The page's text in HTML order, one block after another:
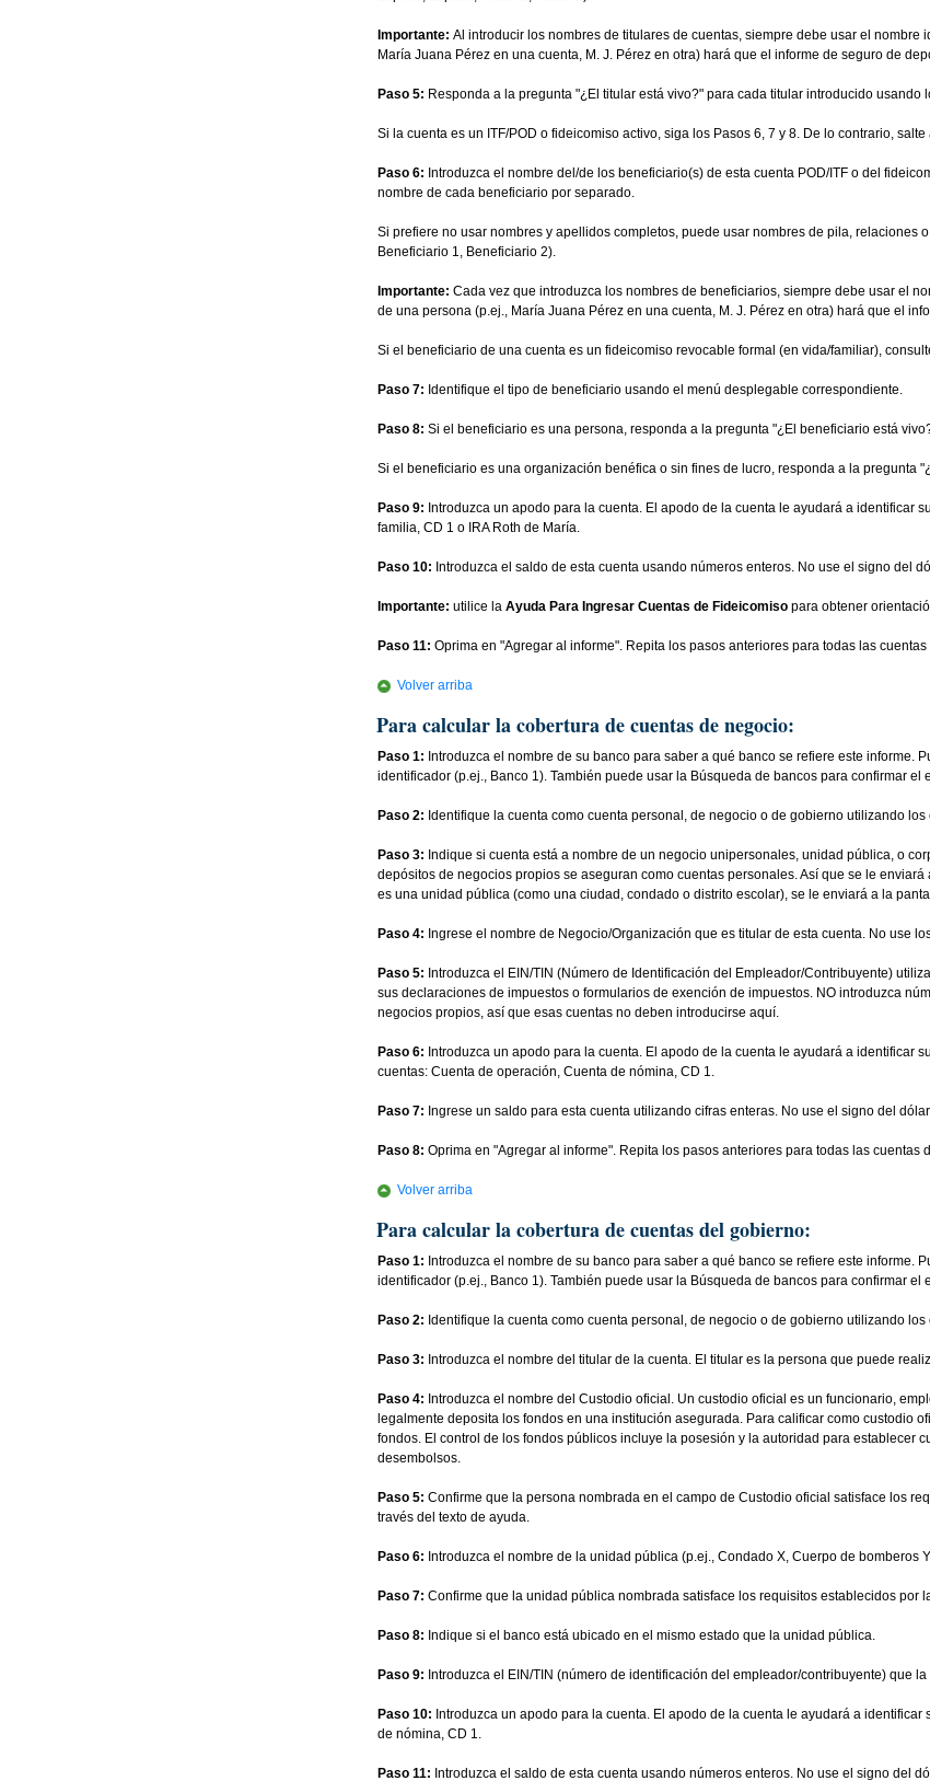
Importante: Al introducir los nombres de titulares de cuentas, siempre debe usar el
María Juana Pérez en una cuenta, M. J. Pérez en otra) hará que el informe de seguro de
Paso 5: Responda a la pregunta "¿El titular está vivo?" para cada titular introducido usando
Si la cuenta es un ITF/POD o fideicomiso activo, siga los Pasos 6, 7 y 8. De lo contrario, salte
Paso 6: Introduzca el nombre del/de los beneficiario(s) de esta cuenta POD/ITF o del
nombre de cada beneficiario por separado.
Si prefiere no usar nombres y apellidos completos, puede usar nombres de pila,
Beneficiario 1, Beneficiario 2).
Importante: Cada vez que introduzca los nombres de beneficiarios, siempre debe usar el
de una persona (p.ej., María Juana Pérez en una cuenta, M. J. Pérez en otra) hará que el
Si el beneficiario de una cuenta es un fideicomiso revocable formal (en vida/familiar),
Paso 7: Identifique el tipo de beneficiario usando el menú desplegable correspondiente.
Paso 8: Si el beneficiario es una persona, responda a la pregunta "¿El beneficiario está
Si el beneficiario es una organización benéfica o sin fines de lucro, responda a la pregunta
Paso 9: Introduzca un apodo para la cuenta. El apodo de la cuenta le ayudará a identificar
familia, CD 1 o IRA Roth de María.
Paso 10: Introduzca el saldo de esta cuenta usando números enteros. No use el signo del
Importante: utilice la Ayuda Para Ingresar Cuentas de Fideicomisopara obtener
Paso 11: Oprima en "Agregar al informe". Repita los pasos anteriores para todas las
Volver arriba
Para calcular la cobertura de cuentas de negocio:
Paso 1: Introduzca el nombre de su banco para saber a qué banco se refiere este
identificador (p.ej., Banco 1). También puede usar la Búsqueda de bancos para confirmar
Paso 2: Identifique la cuenta como cuenta personal, de negocio o de gobierno utilizando
Paso 3: Indique si cuenta está a nombre de un negocio unipersonales, unidad pública, o
depósitos de negocios propios se aseguran como cuentas personales. Así que se le
es una unidad pública (como una ciudad, condado o distrito escolar), se le enviará a la
Paso 4: Ingrese el nombre de Negocio/Organización que es titular de esta cuenta. No use
Paso 5: Introduzca el EIN/TIN (Número de Identificación del Empleador/Contribuyente)
sus declaraciones de impuestos o formularios de exención de impuestos. NO introduzca
negocios propios, así que esas cuentas no deben introducirse aquí.
Paso 6: Introduzca un apodo para la cuenta. El apodo de la cuenta le ayudará a identificar
cuentas: Cuenta de operación, Cuenta de nómina, CD 1.
Paso 7: Ingrese un saldo para esta cuenta utilizando cifras enteras. No use el signo del
Paso 8: Oprima en "Agregar al informe". Repita los pasos anteriores para todas las cuentas
Volver arriba
Para calcular la cobertura de cuentas del gobierno:
Paso 1: Introduzca el nombre de su banco para saber a qué banco se refiere este
identificador (p.ej., Banco 1). También puede usar la Búsqueda de bancos para confirmar
Paso 2: Identifique la cuenta como cuenta personal, de negocio o de gobierno utilizando
Paso 3: Introduzca el nombre del titular de la cuenta. El titular es la persona que puede
Paso 4: Introduzca el nombre del Custodio oficial. Un custodio oficial es un funcionario,
legalmente deposita los fondos en una institución asegurada. Para calificar como
fondos. El control de los fondos públicos incluye la posesión y la autoridad para establecer
desembolsos.
Paso 5: Confirme que la persona nombrada en el campo de Custodio oficial satisface los
través del texto de ayuda.
Paso 6: Introduzca el nombre de la unidad pública (p.ej., Condado X, Cuerpo de bomberos
Paso 7: Confirme que la unidad pública nombrada satisface los requisitos establecidos por
Paso 8: Indique si el banco está ubicado en el mismo estado que la unidad pública.
Paso 9: Introduzca el EIN/TIN (número de identificación del empleador/contribuyente) que
Paso 10: Introduzca un apodo para la cuenta. El apodo de la cuenta le ayudará a
de nómina, CD 1.
Paso 11: Introduzca el saldo de esta cuenta usando números enteros. No use el signo del